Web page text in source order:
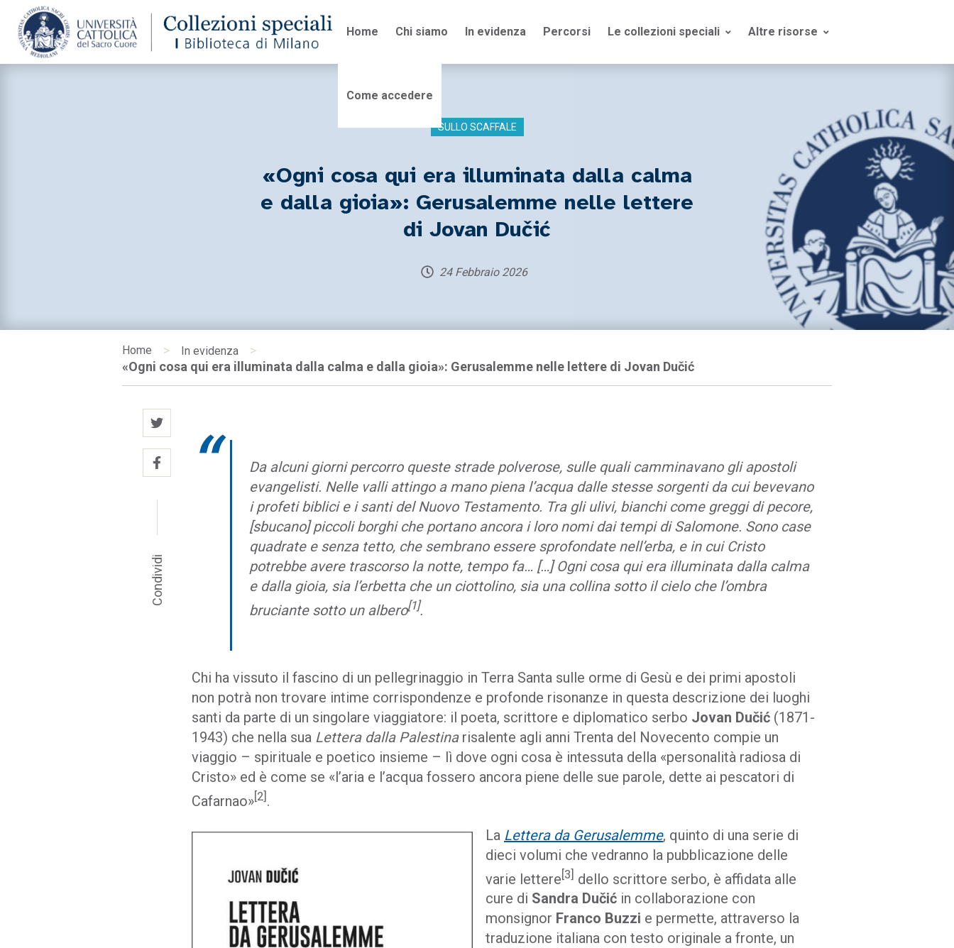
Home Chi siamo In evidenza Percorsi Le collezioni speciali Altre risorse
Come accedere
SULLO SCAFFALE
«Ogni cosa qui era illuminata dalla calma
e dalla gioia»: Gerusalemme nelle lettere
di Jovan Dučić
24 Febbraio 2026
Home > In evidenza
>
«Ogni cosa qui era illuminata dalla calma e dalla gioia»: Gerusalemme nelle lettere di Jovan Dučić
Condividi
Da alcuni giorni percorro queste strade polverose, sulle quali camminavano gli apostoli
evangelisti. Nelle valli attingo a mano piena l’acqua dalle stesse sorgenti da cui bevevano
i profeti biblici e i santi del Nuovo Testamento. Tra gli ulivi, bianchi come greggi di pecore,
[sbucano] piccoli borghi che portano ancora i loro nomi dai tempi di Salomone. Sono case
quadrate e senza tetto, che sembrano essere sprofondate nell’erba, e in cui Cristo
potrebbe avere trascorso la notte, tempo fa… […] Ogni cosa qui era illuminata dalla calma
e dalla gioia, sia l’erbetta che un ciottolino, sia una collina sotto il cielo che l’ombra
bruciante sotto un albero[1].
Chi ha vissuto il fascino di un pellegrinaggio in Terra Santa sulle orme di Gesù e dei primi apostoli
non potrà non trovare intime corrispondenze e profonde risonanze in questa descrizione dei luoghi
santi da parte di un singolare viaggiatore: il poeta, scrittore e diplomatico serbo Jovan Dučić (1871-
1943) che nella sua Lettera dalla Palestinarisalente agli anni Trenta del Novecento compie un
viaggio – spirituale e poetico insieme – lì dove ogni cosa è intessuta della «personalità radiosa di
Cristo» ed è come se «l’aria e l’acqua fossero ancora piene delle sue parole, dette ai pescatori di
Cafarnao» [2] .
La Lettera da Gerusalemme, quinto di una serie di
dieci volumi che vedranno la pubblicazione delle
varie lettere [3] dello scrittore serbo, è affidata alle
cure di Sandra Dučić in collaborazione con
monsignor Franco Buzzi e permette, attraverso la
traduzione italiana con testo originale a fronte, un